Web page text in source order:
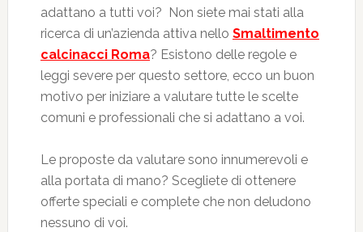
adattano a tutti voi? Non siete mai stati alla
ricerca di un’azienda attiva nello Smaltimento
calcinacci Roma? Esistono delle regole e
leggi severe per questo settore, ecco un buon
motivo per iniziare a valutare tutte le scelte
comuni e professionali che si adattano a voi.
Le proposte da valutare sono innumerevoli e
alla portata di mano? Scegliete di ottenere
offerte speciali e complete che non deludono
nessuno di voi.